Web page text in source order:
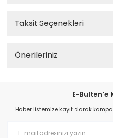
Taksit Seçenekleri
Önerileriniz
E-Bülten'e
Haber listemize kayıt olarak